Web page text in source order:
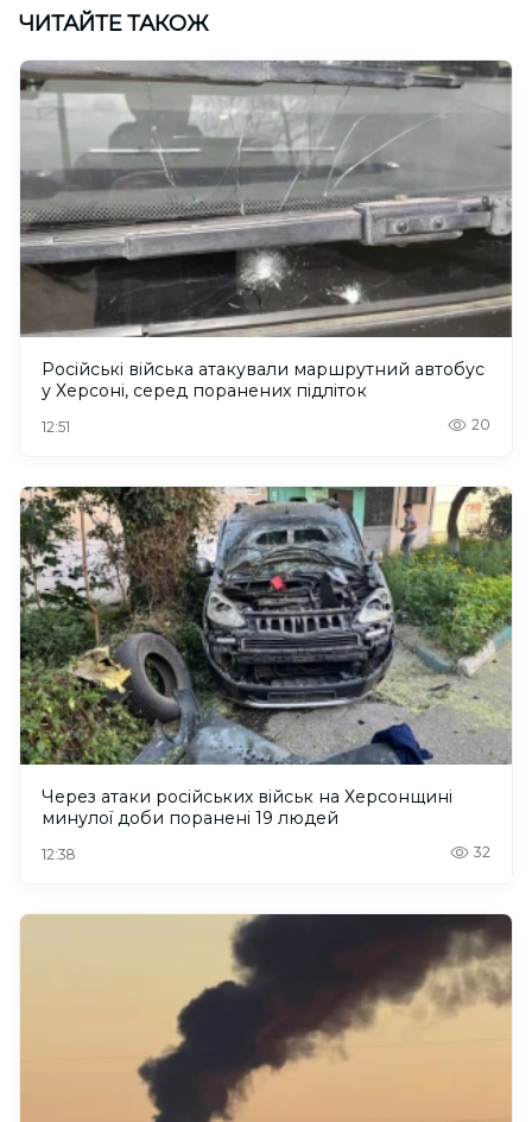
ЧИТАЙТЕ ТАКОЖ
Російські війська атакували маршрутний автобус
у Херсоні, серед поранених підліток
12:51 20
Через атаки російських військ на Херсонщині
минулої доби поранені 19 людей
12:38 32